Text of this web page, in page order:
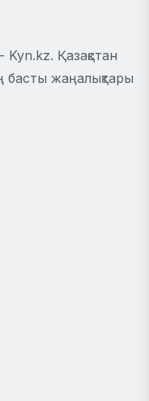
Қазақстан
басты жаңалықтары